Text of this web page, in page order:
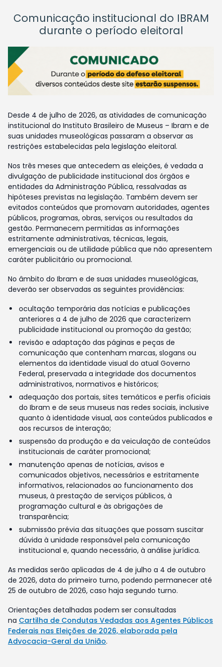
Comunicação institucional do IBRAM
durante o período eleitoral
Desde 4 de julho de 2026, as atividades de comunicação
institucional do Instituto Brasileiro de Museus – Ibram e de
suas unidades museológicas passaram a observar as
restrições estabelecidas pela legislação eleitoral.
Nos três meses que antecedem as eleições, é vedada a
divulgação de publicidade institucional dos órgãos e
entidades da Administração Pública, ressalvadas as
hipóteses previstas na legislação. Também devem ser
evitados conteúdos que promovam autoridades, agentes
públicos, programas, obras, serviços ou resultados da
gestão. Permanecem permitidas as informações
estritamente administrativas, técnicas, legais,
emergenciais ou de utilidade pública que não apresentem
caráter publicitário ou promocional.
No âmbito do Ibram e de suas unidades museológicas,
deverão ser observadas as seguintes providências:
ocultação temporária das notícias e publicações
anteriores a 4 de julho de 2026 que caracterizem
publicidade institucional ou promoção da gestão;
revisão e adaptação das páginas e peças de
comunicação que contenham marcas, slogans ou
elementos da identidade visual do atual Governo
Federal, preservada a integridade dos documentos
administrativos, normativos e históricos;
adequação dos portais, sites temáticos e perfis oficiais
do Ibram e de seus museus nas redes sociais, inclusive
quanto à identidade visual, aos conteúdos publicados e
aos recursos de interação;
suspensão da produção e da veiculação de conteúdos
institucionais de caráter promocional;
manutenção apenas de notícias, avisos e
comunicados objetivos, necessários e estritamente
informativos, relacionados ao funcionamento dos
museus, à prestação de serviços públicos, à
programação cultural e às obrigações de
transparência;
submissão prévia das situações que possam suscitar
dúvida à unidade responsável pela comunicação
institucional e, quando necessário, à análise jurídica.
As medidas serão aplicadas de 4 de julho a 4 de outubro
de 2026, data do primeiro turno, podendo permanecer até
25 de outubro de 2026, caso haja segundo turno.
Orientações detalhadas podem ser consultadas
na Cartilha de Condutas Vedadas aos Agentes Públicos
Federais nas Eleições de 2026, elaborada pela
Advocacia-Geral da União.